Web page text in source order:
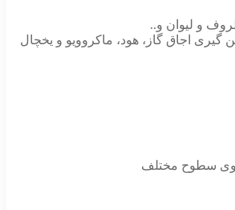
و لیوان و..
گیری اجاق گاز، هود، ماکروویو و یخچال
سطوح مختلف